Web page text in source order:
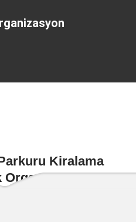
Kiralama
Organizasyonu